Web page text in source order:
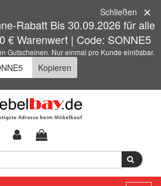
Rabatt Bis 30.09.2026 für alle
€ Warenwert | Code: SONNE5
Gutscheinen. Nur einmal pro Kunde einlösbar.
Kopieren
Schließen